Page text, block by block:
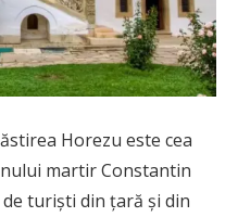
Horezu este cea
martir Constantin
turiști din țară și din